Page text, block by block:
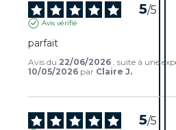
5/5
Avis vérifié
parfait
Avis du 22/06/2026 , suite à une
10/05/2026 par Claire J.
5/5